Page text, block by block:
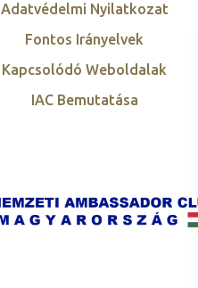
Adatvédelmi Nyilatkozat
Fontos Irányelvek
Kapcsolódó Weboldalak
IAC Bemutatása